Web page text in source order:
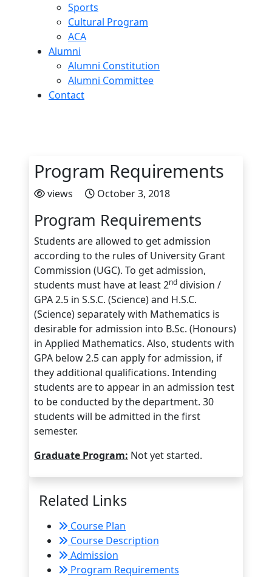
Sports
Cultural Program
ACA
Alumni
Alumni Constitution
Alumni Committee
Contact
Program Requirements
views October 3, 2018
Program Requirements
Students are allowed to get admission
according to the rules of University Grant
Commission (UGC). To get admission,
students must have at least 2nd division /
GPA 2.5 in S.S.C. (Science) and H.S.C.
(Science) separately with Mathematics is
desirable for admission into B.Sc. (Honours)
in Applied Mathematics. Also, students with
GPA below 2.5 can apply for admission, if
they additional qualifications. Intending
students are to appear in an admission test
to be conducted by the department. 30
students will be admitted in the first
semester.
Graduate Program: Not yet started.
Related Links
Course Plan
Course Description
Admission
Program Requirements